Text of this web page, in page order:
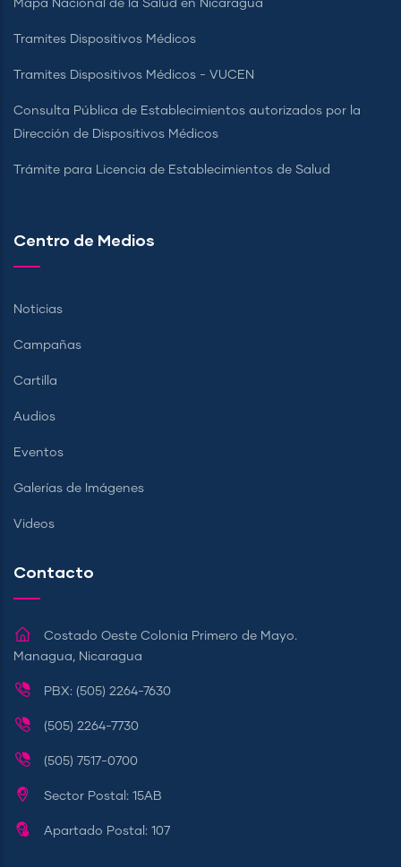
Mapa Nacional de la Salud en Nicaragua
Tramites Dispositivos Médicos
Tramites Dispositivos Médicos - VUCEN
Consulta Pública de Establecimientos autorizados por la
Dirección de Dispositivos Médicos
Trámite para Licencia de Establecimientos de Salud
Centro de Medios
Noticias
Campañas
Cartilla
Audios
Eventos
Galerías de Imágenes
Videos
Contacto
Costado Oeste Colonia Primero de Mayo.
Managua, Nicaragua
PBX: (505) 2264-7630
(505) 2264-7730
(505) 7517-0700
Sector Postal: 15AB
Apartado Postal: 107